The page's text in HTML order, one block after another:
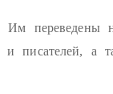
Им
писателей, а